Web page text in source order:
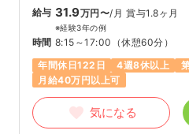
給与 31.9万円〜/月 賞与1.8ヶ月
※経験3年の例
時間 8:15～17:00 （休憩60分）
年間休日122日
4週8休以上
月給40万円以上可
気になる